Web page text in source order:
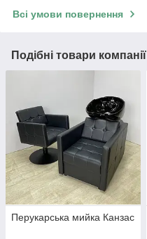
Всі умови повернення
Подібні товари компанії
Перукарська мийка Канзас